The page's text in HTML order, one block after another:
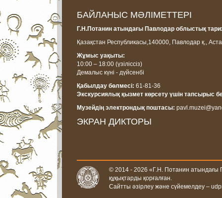
БАЙЛАНЫС МӘЛІМЕТТЕРІ
Г.Н.Потанин атындағы Павлодар облыстық
Қазақстан Республикасы,140000, Павлодар қ.,
Жұмыс уақыты:
10:00 – 18:00 (үзіліссіз)
Демалыс күні - дүйсенбі
Қабылдау бөлмесі: 61-81-36
Экскурсиялық қызмет көрсету үшін тапсырыс
Музейдің электрондық поштасы:
ЭКРАН ДИКТОРЫ
© 2014 - 2026 «Г.Н. Потанин атындағы
құқықтарды қорғалған.
Сайтты әзірлеу және сүйемелдеу –